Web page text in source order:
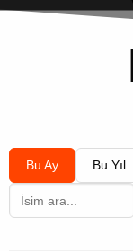
Bu Ay Bu Yıl